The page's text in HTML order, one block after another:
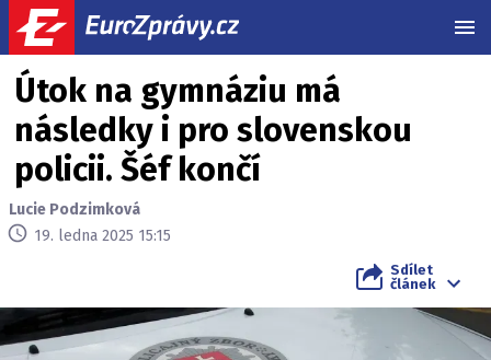
Útok na gymnáziu má
následky i pro slovenskou
policii. Šéf končí
Lucie Podzimková
19. ledna 2025 15:15
Sdílet
článek